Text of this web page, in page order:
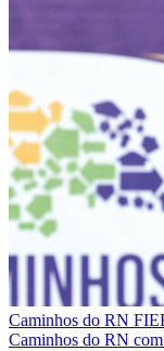
Caminhos do RN
Caminhos do RN